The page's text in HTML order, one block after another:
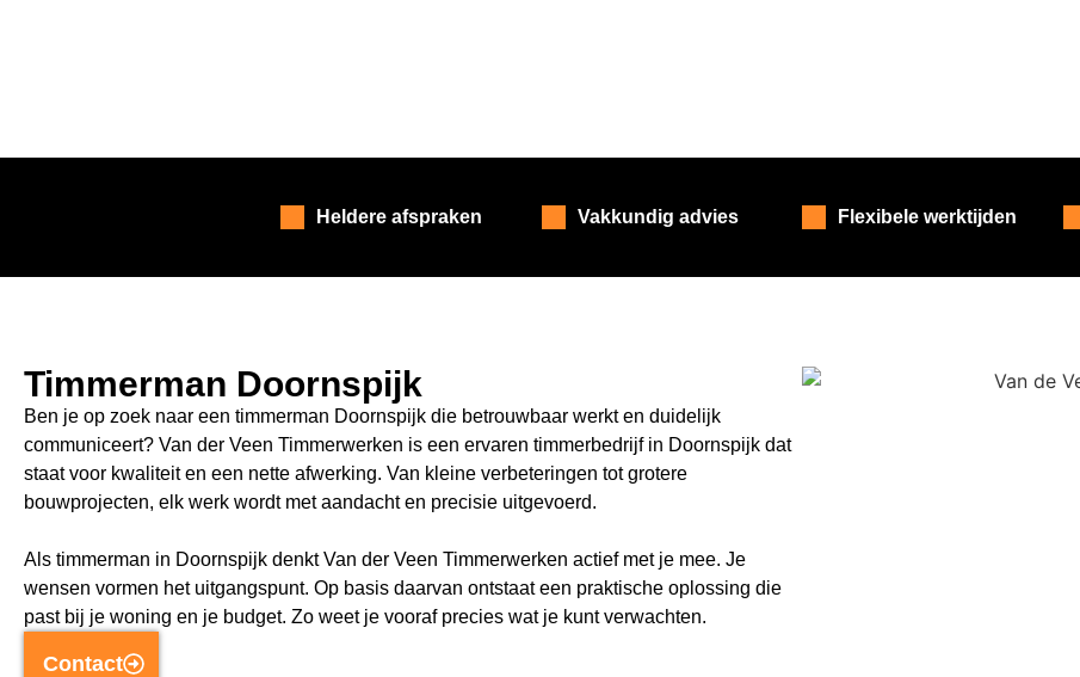
Heldere afspraken Vakkundig advies Flexibele werktijden
Timmerman Doornspijk
Ben je op zoek naar een timmerman Doornspijk die betrouwbaar werkt en duidelijk
communiceert? Van der Veen Timmerwerken is een ervaren timmerbedrijf in Doornspijk dat
staat voor kwaliteit en een nette afwerking. Van kleine verbeteringen tot grotere
bouwprojecten, elk werk wordt met aandacht en precisie uitgevoerd.
Als timmerman in Doornspijk denkt Van der Veen Timmerwerken actief met je mee. Je
wensen vormen het uitgangspunt. Op basis daarvan ontstaat een praktische oplossing die
past bij je woning en je budget. Zo weet je vooraf precies wat je kunt verwachten.
Contact